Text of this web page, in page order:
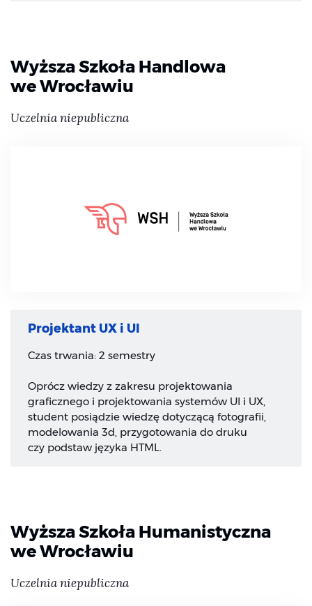
Wyższa Szkoła Handlowa
we Wrocławiu
Uczelnia niepubliczna
Projektant UX i UI
Czas trwania: 2 semestry
Oprócz wiedzy z zakresu projektowania
graficznego i projektowania systemów UI i UX,
student posiądzie wiedzę dotyczącą fotografii,
modelowania 3d, przygotowania do druku
czy podstaw języka HTML.
Wyższa Szkoła Humanistyczna
we Wrocławiu
Uczelnia niepubliczna